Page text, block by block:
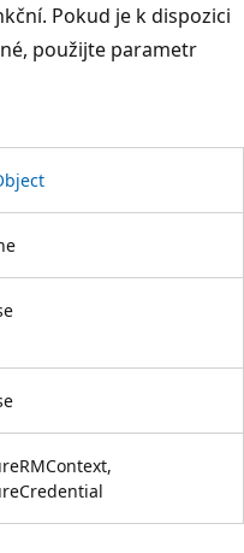
Pokud je k dispozici
použijte parametr